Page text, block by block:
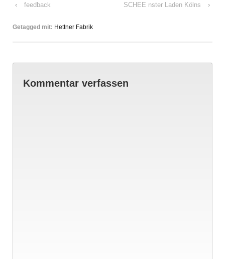
‹ feedback SCHEE nster Laden Kölns ›
Getagged mit: Hettner Fabrik
Kommentar verfassen